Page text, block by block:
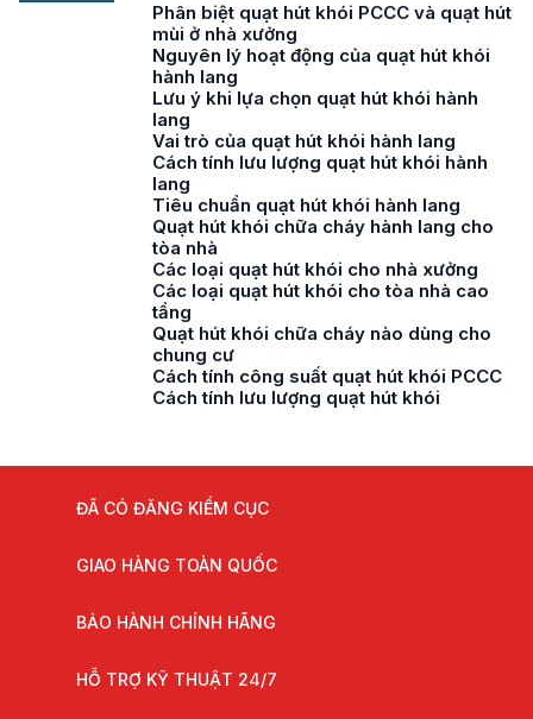
Phân biệt quạt hút khói PCCC và quạt hút
mùi ở nhà xưởng
Nguyên lý hoạt động của quạt hút khói
hành lang
Lưu ý khi lựa chọn quạt hút khói hành
lang
Vai trò của quạt hút khói hành lang
Cách tính lưu lượng quạt hút khói hành
lang
Tiêu chuẩn quạt hút khói hành lang
Quạt hút khói chữa cháy hành lang cho
tòa nhà
Các loại quạt hút khói cho nhà xưởng
Các loại quạt hút khói cho tòa nhà cao
tầng
Quạt hút khói chữa cháy nào dùng cho
chung cư
Cách tính công suất quạt hút khói PCCC
Cách tính lưu lượng quạt hút khói
ĐÃ CÓ ĐĂNG KIỂM CỤC
GIAO HÀNG TOÀN QUỐC
BẢO HÀNH CHÍNH HÃNG
HỖ TRỢ KỸ THUẬT 24/7